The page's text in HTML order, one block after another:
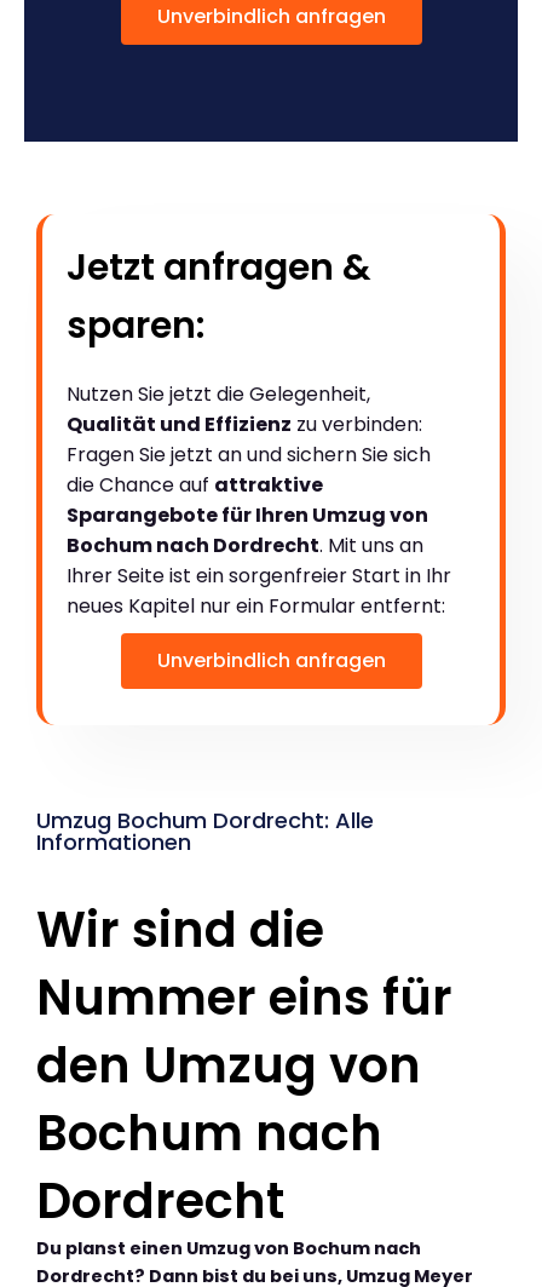
Unverbindlich anfragen
Jetzt anfragen &
sparen:
Nutzen Sie jetzt die Gelegenheit,
Qualität und Effizienz zu verbinden:
Fragen Sie jetzt an und sichern Sie sich
die Chance auf attraktive
Sparangebote für Ihren Umzug von
Bochum nach Dordrecht. Mit uns an
Ihrer Seite ist ein sorgenfreier Start in Ihr
neues Kapitel nur ein Formular entfernt:
Unverbindlich anfragen
Umzug Bochum Dordrecht: Alle
Informationen
Wir sind die
Nummer eins für
den Umzug von
Bochum nach
Dordrecht
Du planst einen Umzug von Bochum nach
Dordrecht? Dann bist du bei uns, Umzug Meyer